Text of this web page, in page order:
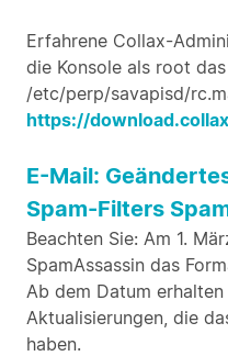
Erfahrene Collax-
die Konsole als root
/etc/perp/savapisd/
https://
E-Mail:
Spam-Filters
Beachten Sie: Am 1.
SpamAssassin das
Ab dem Datum
Aktualisierungen, die
haben.